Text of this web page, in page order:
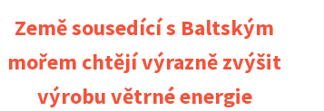
Země sousedící s Baltským
mořem chtějí výrazně zvýšit
výrobu větrné energie